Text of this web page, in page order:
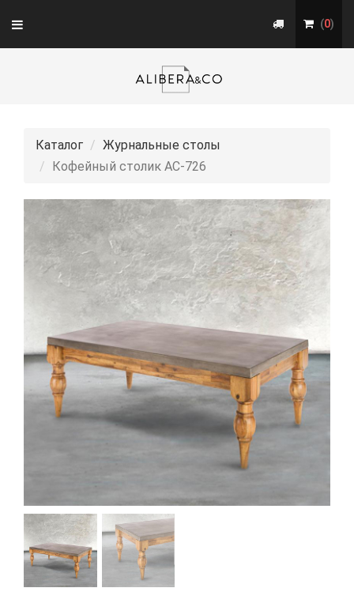
Toggle
navigation
(0)
Каталог
Журнальные столы
Кофейный столик АС-726